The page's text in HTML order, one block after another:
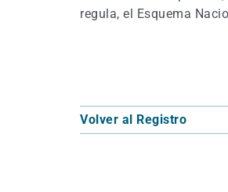
regula, el Esquema
Volver al Registro